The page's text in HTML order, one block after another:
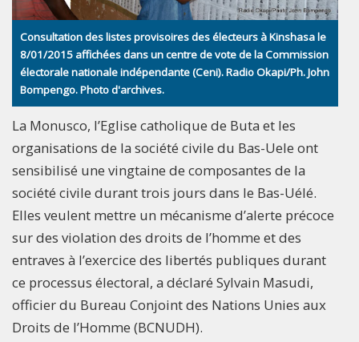
Consultation des listes provisoires des électeurs à Kinshasa le
8/01/2015 affichées dans un centre de vote de la Commission
électorale nationale indépendante (Ceni). Radio Okapi/Ph. John
Bompengo. Photo d'archives.
La Monusco, l’Eglise catholique de Buta et les
organisations de la société civile du Bas-Uele ont
sensibilisé une vingtaine de composantes de la
société civile durant trois jours dans le Bas-Uélé.
Elles veulent mettre un mécanisme d’alerte précoce
sur des violation des droits de l’homme et des
entraves à l’exercice des libertés publiques durant
ce processus électoral, a déclaré Sylvain Masudi,
officier du Bureau Conjoint des Nations Unies aux
Droits de l’Homme (BCNUDH).